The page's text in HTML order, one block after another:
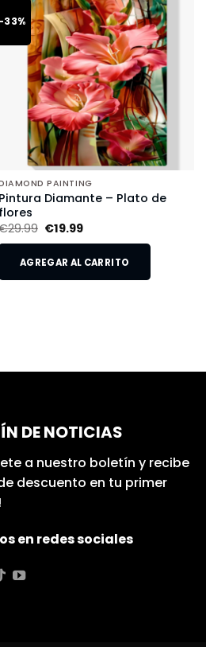
-33%
PAINTING
Pintura Diamante – Plato de
flores
29.99 €19.99
AGREGAR AL CARRITO
DE NOTICIAS
a nuestro boletín y recibe
descuento en tu primer
en redes sociales